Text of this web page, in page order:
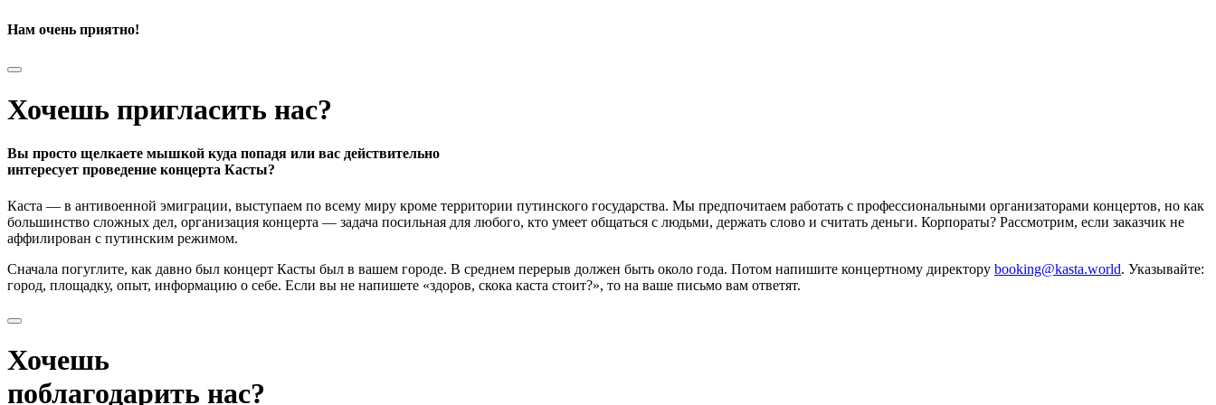
Нам очень приятно!
Хочешь пригласить нас?
Вы просто щелкаете мышкой куда попадя или вас действительно
интересует проведение концерта Касты?
Каста — в антивоенной эмиграции, выступаем по всему миру кроме территории путинского государства. Мы предпочитаем работать с профессиональными организаторами концертов, но как
большинство сложных дел, организация концерта — задача посильная для любого, кто умеет общаться с людьми, держать слово и считать деньги. Корпораты? Рассмотрим, если заказчик не
аффилирован с путинским режимом.
Сначала погуглите, как давно был концерт Касты был в вашем городе. В среднем перерыв должен быть около года. Потом напишите концертному директору booking@kasta.world. Указывайте:
город, площадку, опыт, информацию о себе. Если вы не напишете «здоров, скока каста стоит?», то на ваше письмо вам ответят.
Хочешь
поблагодарить нас?